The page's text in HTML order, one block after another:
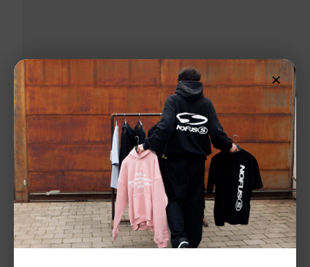
×